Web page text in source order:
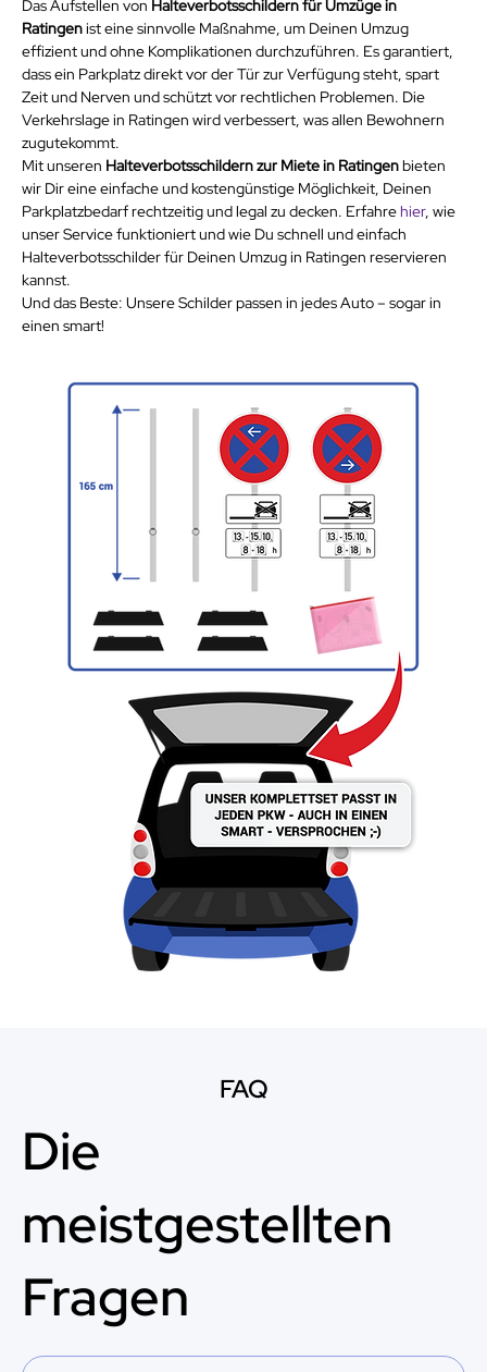
Das Aufstellen von Halteverbotsschildern für Umzüge in
Ratingen ist eine sinnvolle Maßnahme, um Deinen Umzug
effizient und ohne Komplikationen durchzuführen. Es garantiert,
dass ein Parkplatz direkt vor der Tür zur Verfügung steht, spart
Zeit und Nerven und schützt vor rechtlichen Problemen. Die
Verkehrslage in Ratingen wird verbessert, was allen Bewohnern
zugutekommt.
Mit unseren Halteverbotsschildern zur Miete in Ratingen bieten
wir Dir eine einfache und kostengünstige Möglichkeit, Deinen
Parkplatzbedarf rechtzeitig und legal zu decken. Erfahre hier, wie
unser Service funktioniert und wie Du schnell und einfach
Halteverbotsschilder für Deinen Umzug in Ratingen reservieren
kannst.
Und das Beste: Unsere Schilder passen in jedes Auto – sogar in
einen smart!
FAQ
Die
meistgestellten
Fragen